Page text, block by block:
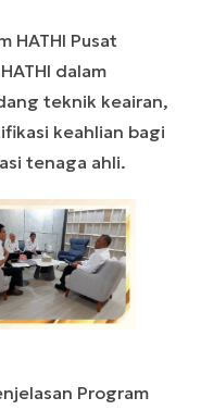
HATHI Pusat
dalam
teknik keairan,
keahlian bagi
tenaga ahli.
Program